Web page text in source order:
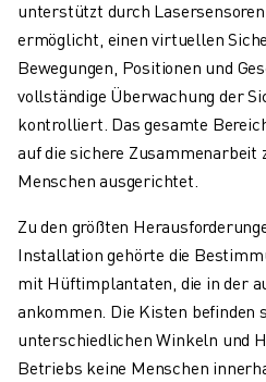
unterstützt durch
ermöglicht, einen virtuellen
Bewegungen, Positionen und
vollständige Überwachung der
kontrolliert. Das gesamte
auf die sichere Zusammenarbeit
Menschen ausgerichtet.
Zu den größten
Installation gehörte die
mit Hüftimplantaten, die in der
ankommen. Die Kisten befinden
unterschiedlichen Winkeln und
Betriebs keine Menschen